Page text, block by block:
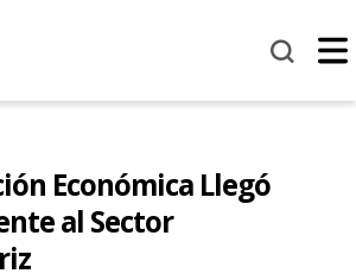
Económica Llegó
al Sector